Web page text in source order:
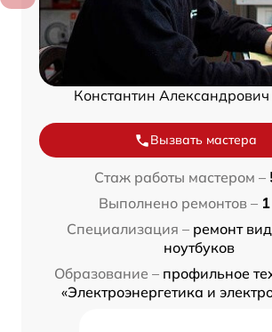
Константин
Вызвать мастера
Стаж работы мастером –
Выполнено ремонтов –
Специализация – ремонт
ноутбуков
Образование – профильное
«Электроэнергетика и